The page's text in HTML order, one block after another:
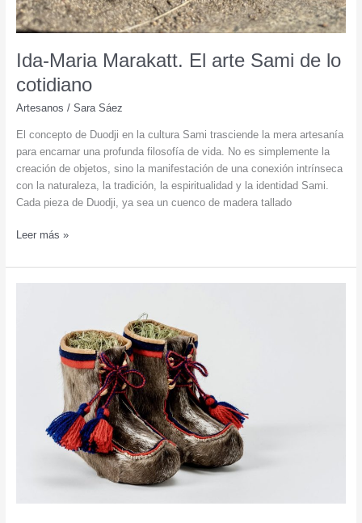
Ida-Maria Marakatt. El arte Sami de lo
cotidiano
Artesanos / Sara Sáez
El concepto de Duodji en la cultura Sami trasciende la mera artesanía
para encarnar una profunda filosofía de vida. No es simplemente la
creación de objetos, sino la manifestación de una conexión intrínseca
con la naturaleza, la tradición, la espiritualidad y la identidad Sami.
Cada pieza de Duodji, ya sea un cuenco de madera tallado
Ida-
Marakatt.
Leer más »